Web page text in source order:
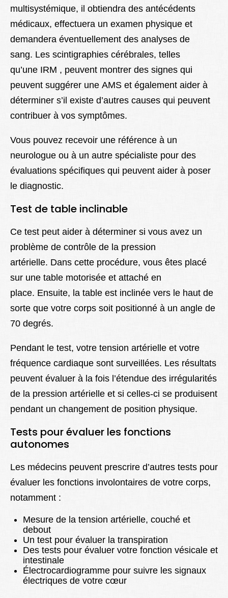
multisystémique, il obtiendra des antécédents
médicaux, effectuera un examen physique et
demandera éventuellement des analyses de
sang. Les scintigraphies cérébrales, telles
qu’une IRM , peuvent montrer des signes qui
peuvent suggérer une AMS et également aider à
déterminer s’il existe d’autres causes qui peuvent
contribuer à vos symptômes.
Vous pouvez recevoir une référence à un
neurologue ou à un autre spécialiste pour des
évaluations spécifiques qui peuvent aider à poser
le diagnostic.
Test de table inclinable
Ce test peut aider à déterminer si vous avez un
problème de contrôle de la pression
artérielle. Dans cette procédure, vous êtes placé
sur une table motorisée et attaché en
place. Ensuite, la table est inclinée vers le haut de
sorte que votre corps soit positionné à un angle de
70 degrés.
Pendant le test, votre tension artérielle et votre
fréquence cardiaque sont surveillées. Les résultats
peuvent évaluer à la fois l’étendue des irrégularités
de la pression artérielle et si celles-ci se produisent
pendant un changement de position physique.
Tests pour évaluer les fonctions
autonomes
Les médecins peuvent prescrire d’autres tests pour
évaluer les fonctions involontaires de votre corps,
notamment :
Mesure de la tension artérielle, couché et
debout
Un test pour évaluer la transpiration
Des tests pour évaluer votre fonction vésicale et
intestinale
Électrocardiogramme pour suivre les signaux
électriques de votre cœur